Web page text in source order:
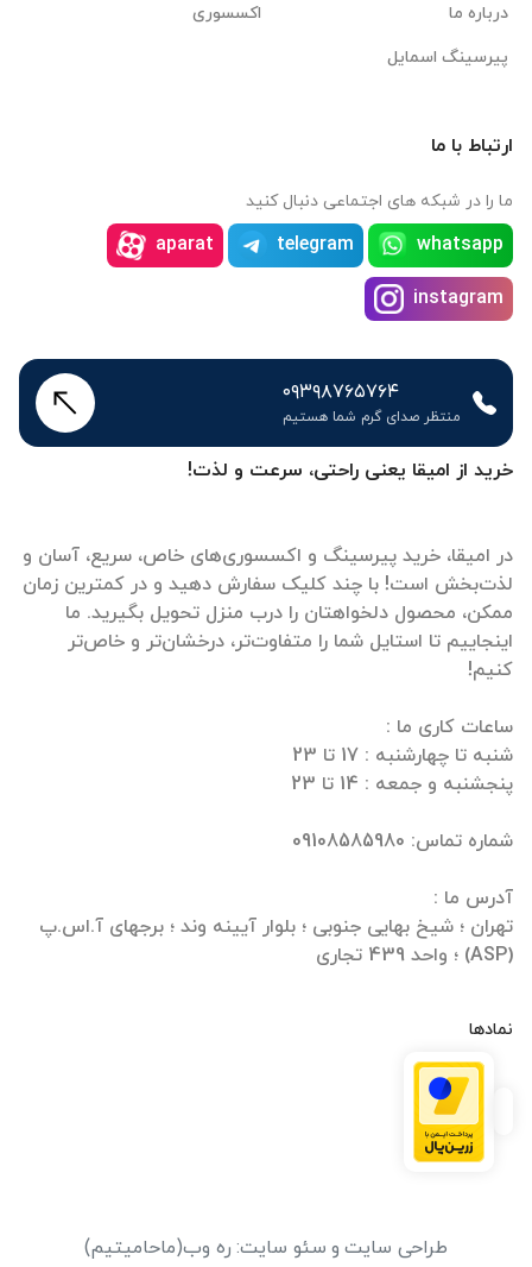
خرید از امیقا یعنی راحتی، سرعت و لذت!
در امیقا، خرید پیرسینگ و اکسسوری‌های خاص، سریع، آسان و
لذت‌بخش است! با چند کلیک سفارش دهید و در کمترین زمان
ممکن، محصول دلخواهتان را درب منزل تحویل بگیرید. ما
اینجاییم تا استایل شما را متفاوت‌تر، درخشان‌تر و خاص‌تر
تهران ؛ شیخ بهایی جنوبی ؛ بلوار آیینه وند ؛ برجهای آ.اس.پ
(ASP) ؛ واحد 439 تجاری
نمادها
درباره ما
پیرسینگ اسمایل
اکسسوری
ارتباط با ما
ما را در شبکه های اجتماعی دنبال کنید
whatsapp
telegram
aparat
instagram
۰۹۳۹۸۷۶۵۷۶۴
منتظر صدای گرم شما هستیم
طراحی سایت و سئو سایت: ره وب(ماحامیتیم)